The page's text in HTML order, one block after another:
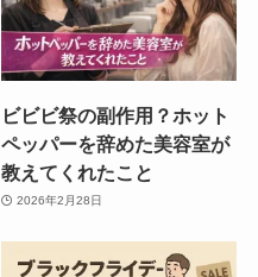
ビビビ祭の副作用？ホット
ペッパーを辞めた美容室が
教えてくれたこと
2026年2月28日